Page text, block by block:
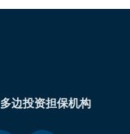
多边投资担保机构